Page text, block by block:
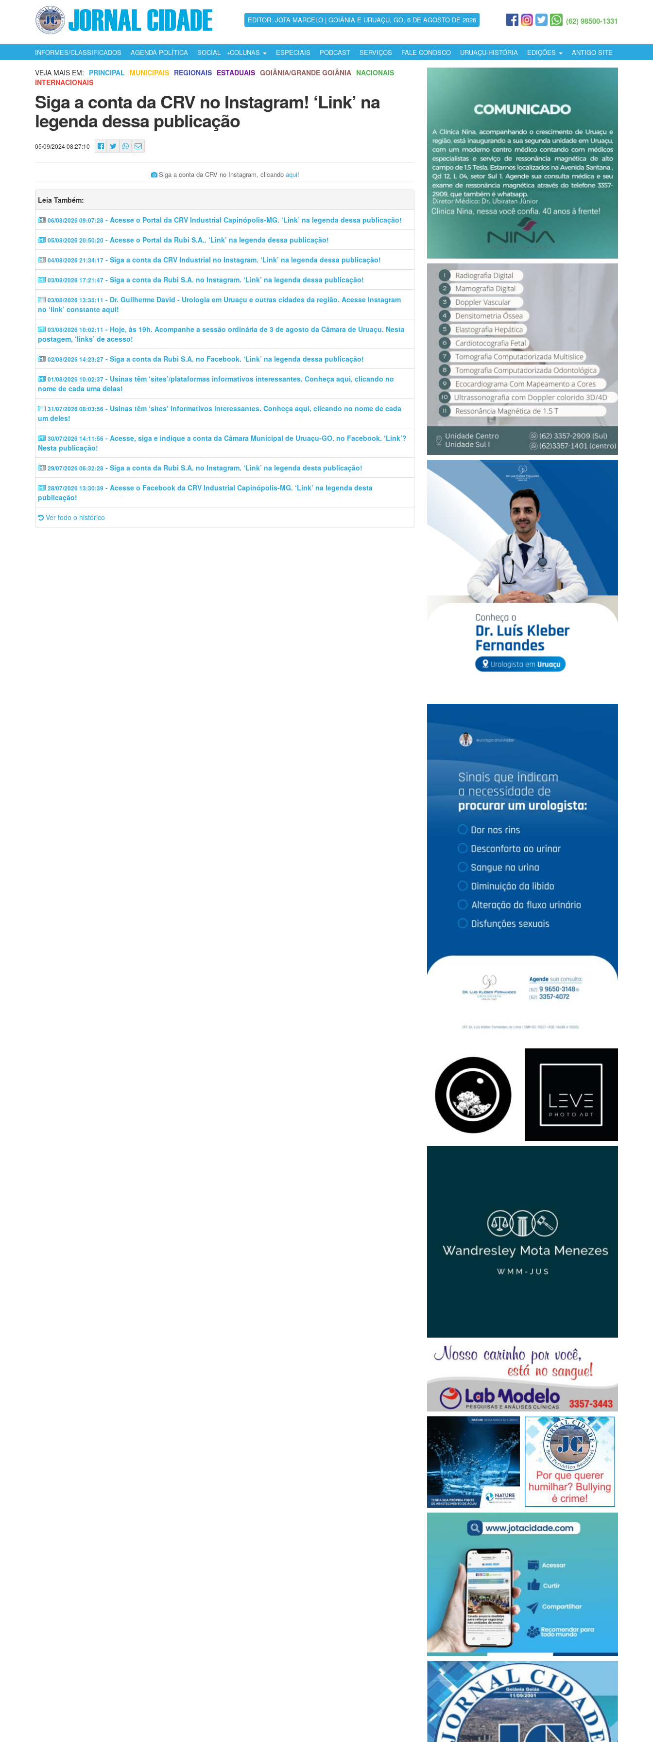
EDITOR: JOTA MARCELO | GOIÂNIA E URUAÇU, GO, 6 DE AGOSTO DE 2026 (62) 98500-1331
INFORMES/CLASSIFICADOS AGENDA POLÍTICA SOCIAL COLUNAS ESPECIAIS PODCAST SERVIÇOS FALE CONOSCO URUAÇU-HISTÓRIA EDIÇÕES ANTIGO SITE
VEJA MAIS EM: PRINCIPAL MUNICIPAIS REGIONAIS ESTADUAIS GOIÂNIA/GRANDE GOIÂNIA NACIONAIS
INTERNACIONAIS
Siga a conta da CRV no Instagram! ‘Link’ na
legenda dessa publicação
05/09/2024 08:27:10
Siga a conta da CRV no Instagram, clicandoaqui!
Leia Também:
06/08/2026 09:07:28 - Acesse o Portal da CRV Industrial Capinópolis-MG. ‘Link’ na legenda dessa publicação!
05/08/2026 20:50:20 - Acesse o Portal da Rubi S.A.. ‘Link’ na legenda dessa publicação!
04/08/2026 21:34:17 - Siga a conta da CRV Industrial no Instagram. ‘Link’ na legenda dessa publicação!
03/08/2026 17:21:47 - Siga a conta da Rubi S.A. no Instagram. ‘Link’ na legenda dessa publicação!
03/08/2026 13:35:11 - Dr. Guilherme David - Urologia em Uruaçu e outras cidades da região. Acesse Instagram
no ‘link’ constante aqui!
03/08/2026 10:02:11 - Hoje, às 19h. Acompanhe a sessão ordinária de 3 de agosto da Câmara de Uruaçu. Nesta
postagem, ‘links’ de acesso!
02/08/2026 14:23:27 - Siga a conta da Rubi S.A. no Facebook. ‘Link’ na legenda dessa publicação!
01/08/2026 10:02:37 - Usinas têm ‘sites’/plataformas informativos interessantes. Conheça aqui, clicando no
nome de cada uma delas!
31/07/2026 08:03:56 - Usinas têm ‘sites’ informativos interessantes. Conheça aqui, clicando no nome de cada
um deles!
30/07/2026 14:11:56 - Acesse, siga e indique a conta da Câmara Municipal de Uruaçu-GO. no Facebook. ‘Link’?
Nesta publicação!
29/07/2026 06:32:28 - Siga a conta da Rubi S.A. no Instagram. ‘Link’ na legenda desta publicação!
28/07/2026 13:30:39 - Acesse o Facebook da CRV Industrial Capinópolis-MG. ‘Link’ na legenda desta
publicação!
Ver todo o histórico